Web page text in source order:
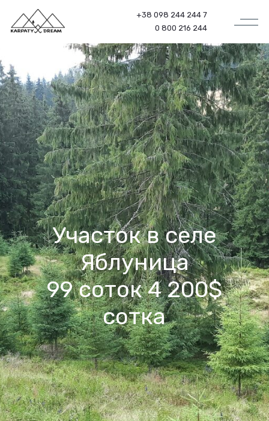
0 800 216 244
+38 098 244 244 7
Участок в селе
Яблуница
99 соток 4 200$
сотка